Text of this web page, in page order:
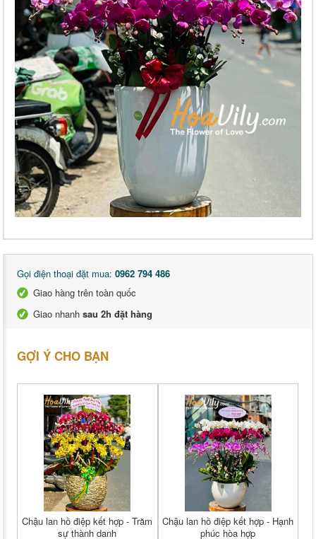
Gọi điện thoại đặt mua: 0962 794 486
Giao hàng trên toàn quốc
Giao nhanh sau 2h đặt hàng
GỢI Ý CHO BẠN
Chậu lan hồ điệp kết hợp - Trăm
sự thành danh
Chậu lan hồ điệp kết hợp - Hạnh
phúc hòa hợp